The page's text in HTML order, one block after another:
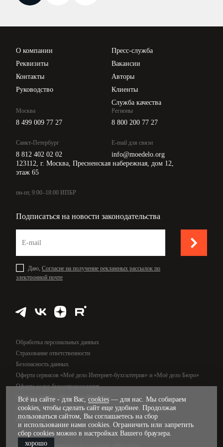
Новости законодательства
О компании
Реквизиты
Контакты
Руководство
Пресс-служба
Вакансии
Авторы
Клиенты
Служба качества
Москва
8 499 009 77 27
Санкт-Петербург
8 812 402 02 02
Регионы
8 800 200 77 27
E-mail для связи
info@moedelo.org
123112, г. Москва, Пресненская набережная, дом 12,
этаж 65
пн-пт, 9:00–18:00 ИПБР
Подписаться на новости законодательства
Даю, Согласие на получение рекламных рассылок по
электронной почте
Обработка персональных данных
Страхование ответственности
Безопасность данных
Оферта сервисов «Моё дело Интернет-бухгалтерия» и «Моё дело Бюро»
Оферта услуг бухсопровождения
Оферта сервиса «Моё дело Финансы»
Оферта услуг управленческого учёта
Карта сайта
Всё на сайте - для Вас, cookies — для нас. Мы собираем
cookies, чтобы сделать сайт еще удобнее. Продолжая
пользоваться сайтом, Вы соглашаетесь на сбор
и использование нами cookies. Ограничить или запретить
сбор cookies можно в настройках Вашего браузера.
хорошо